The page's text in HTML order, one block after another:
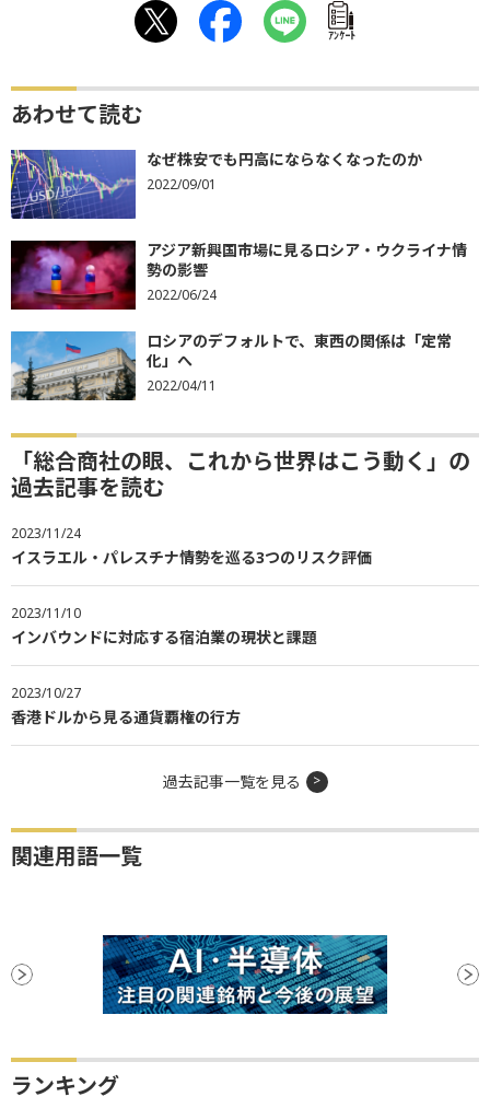
ｱﾝｹｰﾄ
あわせて読む
なぜ株安でも円高にならなくなったのか
2022/09/01
アジア新興国市場に見るロシア・ウクライナ情
勢の影響
2022/06/24
ロシアのデフォルトで、東西の関係は「定常
化」へ
2022/04/11
「総合商社の眼、これから世界はこう動く」の
過去記事を読む
2023/11/24
イスラエル・パレスチナ情勢を巡る3つのリスク評価
2023/11/10
インバウンドに対応する宿泊業の現状と課題
2023/10/27
香港ドルから見る通貨覇権の行方
過去記事一覧を見る
関連用語一覧
ランキング